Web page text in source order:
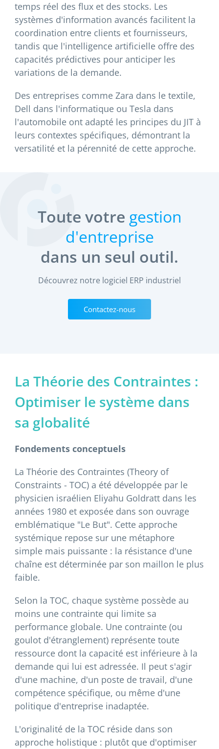
temps réel des flux et des stocks. Les
systèmes d'information avancés facilitent la
coordination entre clients et fournisseurs,
tandis que l'intelligence artificielle offre des
capacités prédictives pour anticiper les
variations de la demande.
Des entreprises comme Zara dans le textile,
Dell dans l'informatique ou Tesla dans
l'automobile ont adapté les principes du JIT à
leurs contextes spécifiques, démontrant la
versatilité et la pérennité de cette approche.
Toute votre gestion
d'entreprise
dans un seul outil.
Découvrez notre logiciel ERP industriel
Contactez-nous
La Théorie des Contraintes :
Optimiser le système dans
sa globalité
Fondements conceptuels
La Théorie des Contraintes (Theory of
Constraints - TOC) a été développée par le
physicien israélien Eliyahu Goldratt dans les
années 1980 et exposée dans son ouvrage
emblématique "Le But". Cette approche
systémique repose sur une métaphore
simple mais puissante : la résistance d'une
chaîne est déterminée par son maillon le plus
faible.
Selon la TOC, chaque système possède au
moins une contrainte qui limite sa
performance globale. Une contrainte (ou
goulot d'étranglement) représente toute
ressource dont la capacité est inférieure à la
demande qui lui est adressée. Il peut s'agir
d'une machine, d'un poste de travail, d'une
compétence spécifique, ou même d'une
politique d'entreprise inadaptée.
L'originalité de la TOC réside dans son
approche holistique : plutôt que d'optimiser